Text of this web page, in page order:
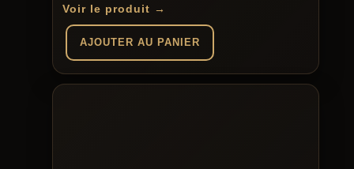
Voir le produit →
AJOUTER AU PANIER